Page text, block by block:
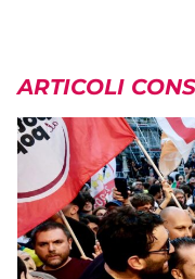
ARTICOLI